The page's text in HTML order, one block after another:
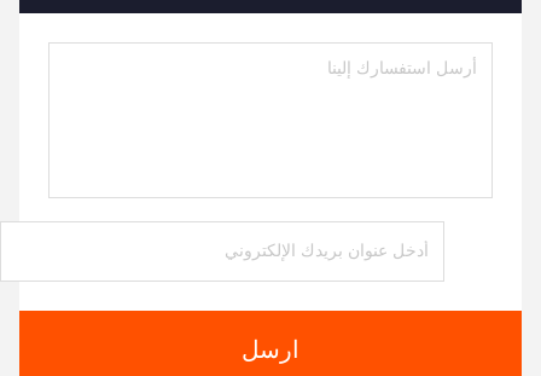
ارسل